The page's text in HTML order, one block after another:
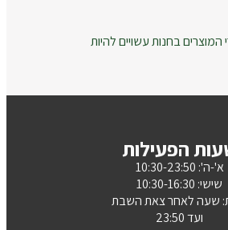
בחנות עשויים להיות
הפעילות
א'-ה': 10:30-23:50
שישי: 10:30-16:30
שעה לאחר צאת השבת
ועד 23:50